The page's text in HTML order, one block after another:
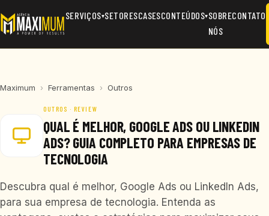
SERVIÇOS▾SETORESCASESCONTEÚDOS▾SOBRE
NÓS
CONTATO
Maximum › Ferramentas › Outros
OUTROS · REVIEW
QUAL É MELHOR, GOOGLE ADS OU LINKEDIN
ADS? GUIA COMPLETO PARA EMPRESAS DE
TECNOLOGIA
Descubra qual é melhor, Google Ads ou LinkedIn Ads,
para sua empresa de tecnologia. Entenda as